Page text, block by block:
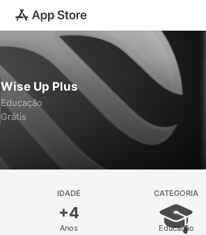
Wise Up Plus
Educação
Grátis
IDADE
+4
Anos
CATEGORIA
Educação